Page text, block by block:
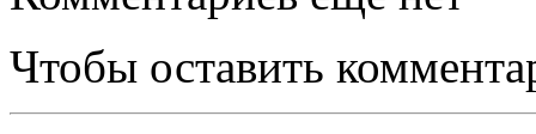
Чтобы оставить